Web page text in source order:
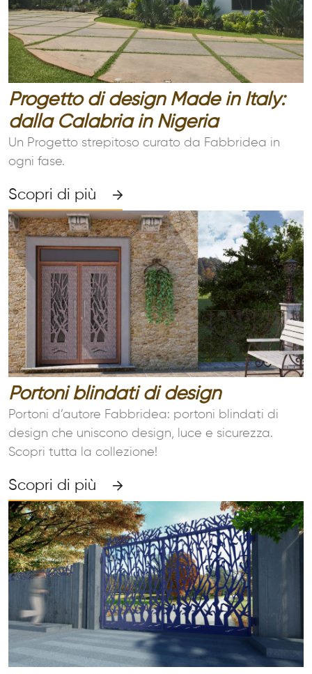
Progetto di design Made in Italy:
dalla Calabria in Nigeria
Un Progetto strepitoso curato da Fabbridea in
ogni fase.
Scopri di più
Portoni blindati di design
Portoni d’autore Fabbridea: portoni blindati di
design che uniscono design, luce e sicurezza.
Scopri tutta la collezione!
Scopri di più